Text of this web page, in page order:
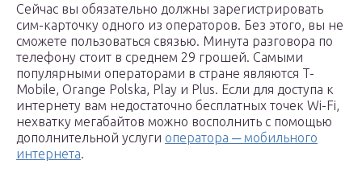
Сейчас вы обязательно должны зарегистрировать
сим-карточку одного из операторов. Без этого, вы не
сможете пользоваться связью. Минута разговора по
телефону стоит в среднем 29 грошей. Самыми
популярными операторами в стране являются T-
Mobile, Orange Polska, Play и Plus. Если для доступа к
интернету вам недостаточно бесплатных точек Wi-Fi,
нехватку мегабайтов можно восполнить с помощью
дополнительной услуги оператора ─ мобильного
интернета.